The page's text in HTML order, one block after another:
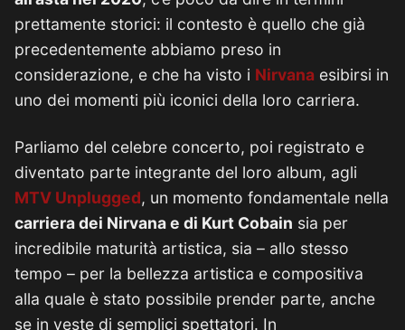
prettamente storici: il contesto è quello che già
precedentemente abbiamo preso in
considerazione, e che ha visto i Nirvana esibirsi in
uno dei momenti più iconici della loro carriera.
Parliamo del celebre concerto, poi registrato e
diventato parte integrante del loro album, agli
MTV Unplugged, un momento fondamentale nella
carriera dei Nirvana e di Kurt Cobain sia per
incredibile maturità artistica, sia – allo stesso
tempo – per la bellezza artistica e compositiva
alla quale è stato possibile prender parte, anche
se in veste di semplici spettatori. In